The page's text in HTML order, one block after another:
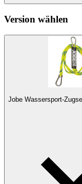
Version wählen
Jobe Wassersport-